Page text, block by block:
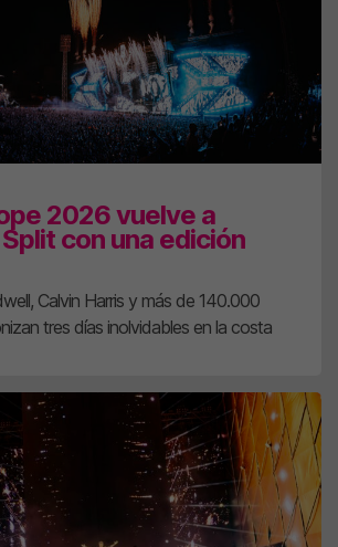
2026 vuelve a
con una edición
Calvin Harris y más de 140.000
tres días inolvidables en la costa